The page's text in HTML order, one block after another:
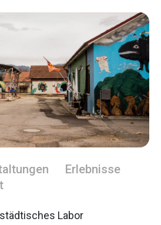
Erlebnisse
Labor